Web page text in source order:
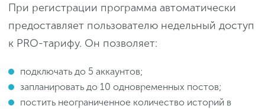
При регистрации программа автоматически
предоставляет пользователю недельный доступ
к PRO-тарифу. Он позволяет:
подключать до 5 аккаунтов;
запланировать до 10 одновременных постов;
постить неограниченное количество историй в